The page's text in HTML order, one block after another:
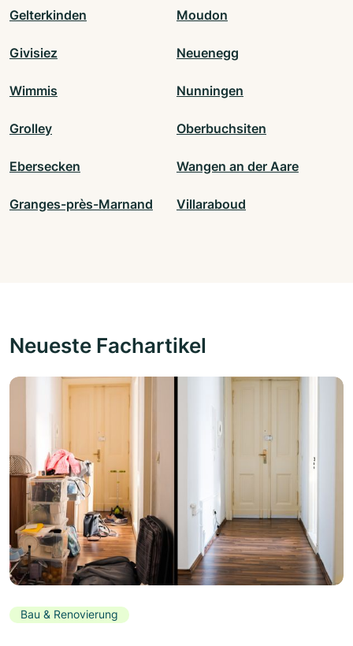
Gelterkinden Moudon
Givisiez Neuenegg
Wimmis Nunningen
Grolley Oberbuchsiten
Ebersecken Wangen an der Aare
Granges-près-Marnand Villaraboud
Neueste Fachartikel
Bau & Renovierung